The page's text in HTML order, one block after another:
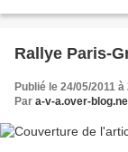
Rallye Paris-
Publié le 24/05/2011 à
Par a-v-a.over-